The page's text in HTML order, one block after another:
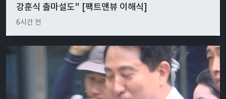
강훈식 출마설도" [팩트앤뷰 이해식]
6시간 전